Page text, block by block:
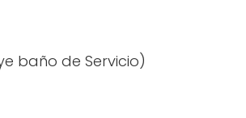
baño de Servicio)